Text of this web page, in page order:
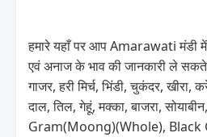
हमारे यहाँ पर आप Amarawati मंडी
एवं अनाज के भाव की जानकारी ले
गाजर, हरी मिर्च, भिंडी, चुकंदर, खीरा,
दाल, तिल, गेहूं, मक्का, बाजरा,
Gram(Moong)(Whole), Black